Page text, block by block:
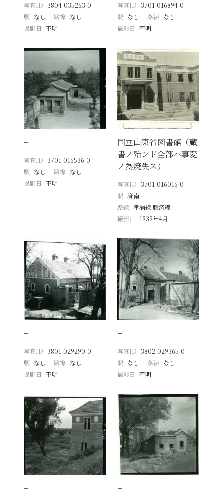
写真ID 3804-035263-0
駅 なし 路線 なし
撮影日
不明
写真ID 3701-016894-0
駅 なし 路線 なし
撮影日 不明
−
写真ID 3701-016536-0
駅 なし 路線 なし
撮影日
不明
国立山東省図書館（蔵
書ノ殆ンド全部ハ事変
ノ為焼失ス）
写真ID 3701-016016-0
駅 済南
路線 津浦線 膠済線
撮影日
1939年4月
−
写真ID 3801-029290-0
駅 なし 路線 なし
撮影日
不明
−
写真ID 3802-029365-0
駅 なし 路線 なし
撮影日 不明
− −